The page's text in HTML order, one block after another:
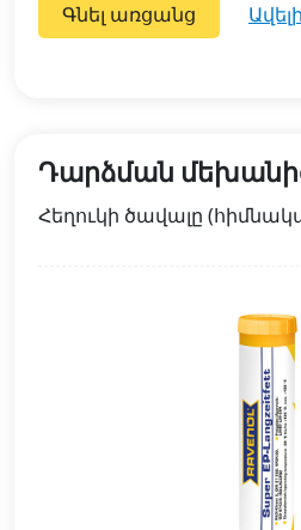
Գնել առցանց
Դարձման
Հեղուկի ծավալը